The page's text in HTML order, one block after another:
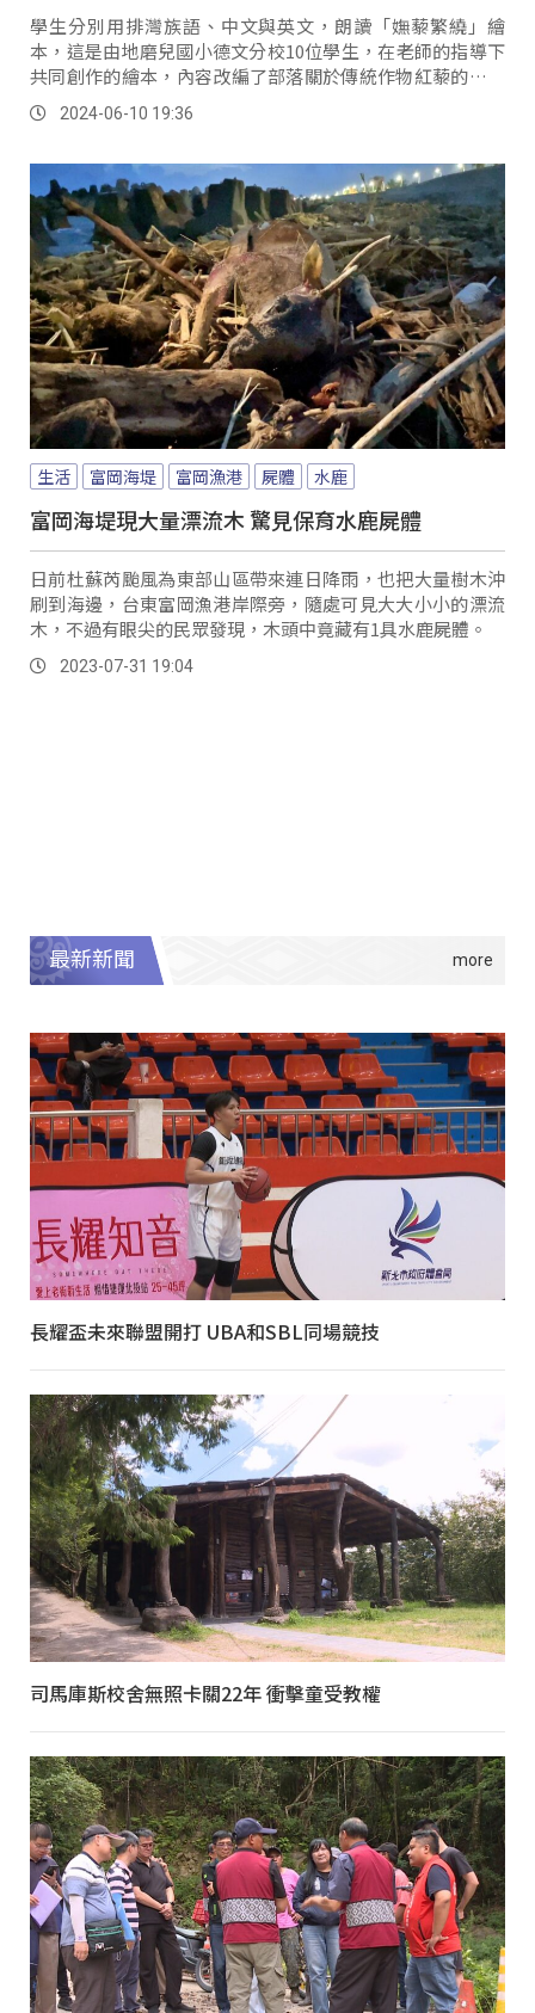
學生分別用排灣族語、中文與英文，朗讀「嫵藜繁繞」繪
本，這是由地磨兒國小德文分校10位學生，在老師的指導下
共同創作的繪本，內容改編了部落關於傳統作物紅藜的古老
傳說故事，讓大眾認識排灣與魯凱族的紅藜文化。
2024-06-10 19:36
生活 富岡海堤 富岡漁港 屍體 水鹿
富岡海堤現大量漂流木 驚見保育水鹿屍體
日前杜蘇芮颱風為東部山區帶來連日降雨，也把大量樹木沖
刷到海邊，台東富岡漁港岸際旁，隨處可見大大小小的漂流
木，不過有眼尖的民眾發現，木頭中竟藏有1具水鹿屍體。
2023-07-31 19:04
最新新聞
長耀盃未來聯盟開打 UBA和SBL同場競技
司馬庫斯校舍無照卡關22年 衝擊童受教權